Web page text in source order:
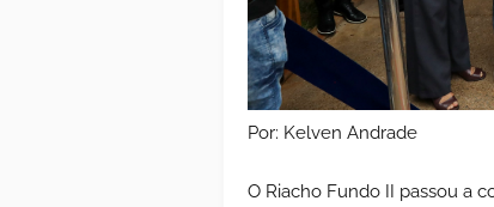
Por: Kelven Andrade
O Riacho Fundo II passou a